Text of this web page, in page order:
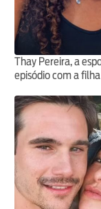
Thay Pereira, a
episódio com a